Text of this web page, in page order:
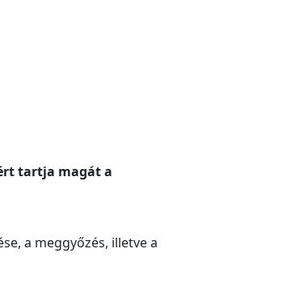
tartja magát a
a meggyőzés, illetve a